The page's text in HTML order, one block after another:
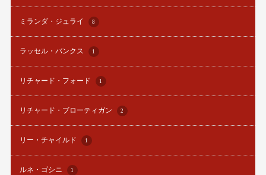
ミランダ・ジュライ 8
ラッセル・バンクス 1
リチャード・フォード 1
リチャード・ブローティガン 2
リー・チャイルド 1
ルネ・ゴシニ 1